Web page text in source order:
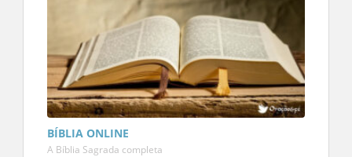
BÍBLIA ONLINE
A Bíblia Sagrada completa